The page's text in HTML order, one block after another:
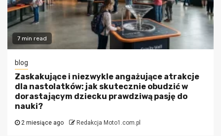
7 min read
blog
Zaskakujące i niezwykle angażujące atrakcje
dla nastolatków: jak skutecznie obudzić w
dorastającym dziecku prawdziwą pasję do
nauki?
2 miesiące ago Redakcja Moto1.com.pl